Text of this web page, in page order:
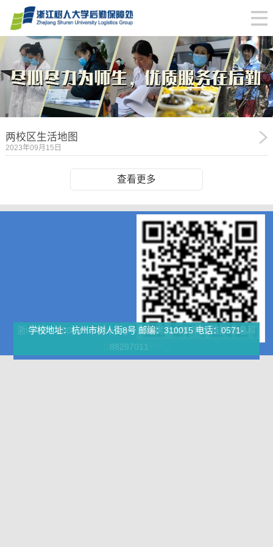
两校区生活地图
2023年09月15日
查看更多
浙ICP备：05015558 Copyright 浙江树人大学 策划.维护 信息科
技学院、网管中心
学校地址：杭州市树人街8号 邮编：310015 电话：0571-
88297011